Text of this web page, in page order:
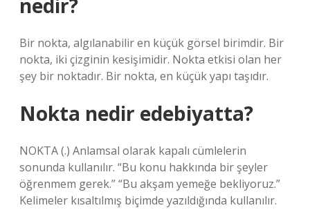
nedir?
Bir nokta, algılanabilir en küçük görsel birimdir. Bir
nokta, iki çizginin kesişimidir. Nokta etkisi olan her
şey bir noktadır. Bir nokta, en küçük yapı taşıdır.
Nokta nedir edebiyatta?
NOKTA (.) Anlamsal olarak kapalı cümlelerin
sonunda kullanılır. “Bu konu hakkında bir şeyler
öğrenmem gerek.” “Bu akşam yemeğe bekliyoruz.”
Kelimeler kısaltılmış biçimde yazıldığında kullanılır.